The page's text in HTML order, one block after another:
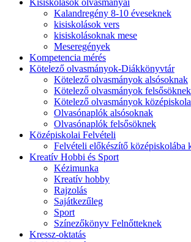
Kisiskolások olvasmányai
Kalandregény 8-10 éveseknek
kisiskolások vers
kisiskolásoknak mese
Meseregények
Kompetencia mérés
Kötelező olvasmányok-Diákkönyvtár
Kötelező olvasmányok alsósoknak
Kötelező olvasmányok felsősöknek
Kötelező olvasmányok középiskola
Olvasónaplók alsósoknak
Olvasónaplók felsősöknek
Középiskolai Felvételi
Felvételi előkészítő középiskolába
Kreatív Hobbi és Sport
Kézimunka
Kreatív hobby
Rajzolás
Sajátkezűleg
Sport
Színezőkönyv Felnőtteknek
Kressz-oktatás